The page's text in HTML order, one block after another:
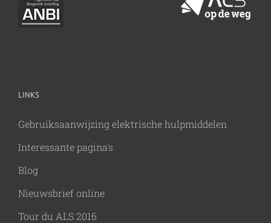
LINKS
Gebruiksaanwijzing elektrische hulpmiddelen
Interessante pagina's
Blog
Nieuwsbrief online
Tour du ALS 2016